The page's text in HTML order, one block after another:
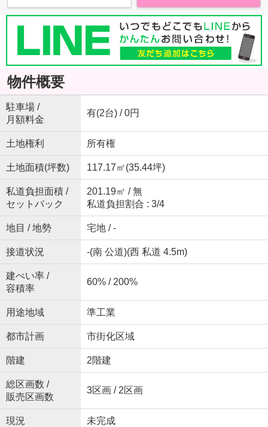
物件概要
駐車場 /
月額料金
有(2台) / 0円
土地権利 所有権
土地面積(坪数) 117.17㎡(35.44坪)
私道負担面積 /
セットバック
201.19㎡ / 無
私道負担割合 : 3/4
地目 / 地勢 宅地 / -
接道状況 -(南 公道)(西 私道 4.5m)
建ぺい率 /
容積率
60% / 200%
用途地域 準工業
都市計画 市街化区域
階建 2階建
総区画数 /
販売区画数
3区画 / 2区画
現況 未完成